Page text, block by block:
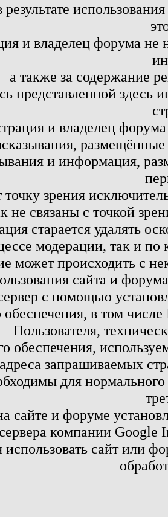
и владелец форума не
а также за содержание
представленной здесь
и владелец
и информация,
зрения
не связаны с точкой
старается удалять
модерации, так и по
может происходить с
сайта и
с помощью
в том
Пользователя,
обеспечения,
адреса запрашиваемых
для
сайте и форуме
компании
сайт или